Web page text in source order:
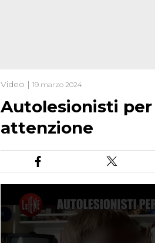
Video | 19 marzo 2024
Autolesionisti
attenzione